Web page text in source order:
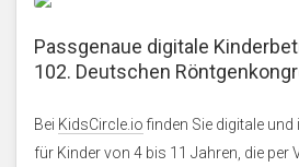
Passgenaue digitale
102. Deutschen
Bei KidsCircle.io finden Sie digitale
für Kinder von 4 bis 11 Jahren, die per